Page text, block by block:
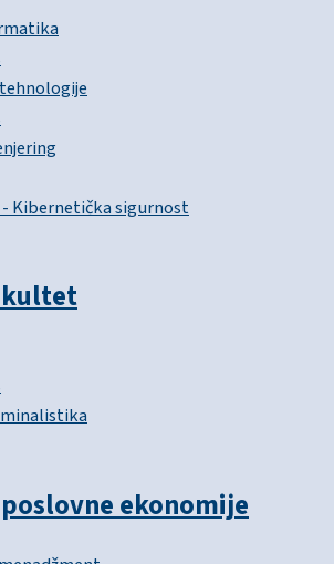
Kibernetička sigurnost
ekonomije